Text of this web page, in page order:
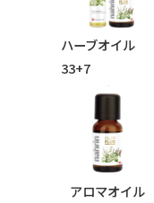
ハーブオイル
33+7
シリーズ
アロマオイル